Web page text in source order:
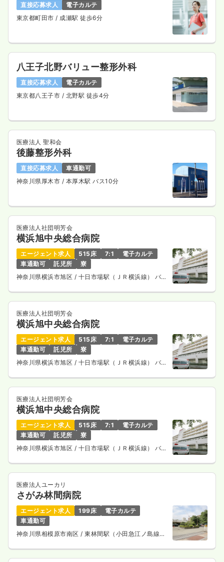
直接応募求人
電子カルテ
東京都町田市 / 成瀬駅 徒歩6分
八王子北野バリュー整形外科
直接応募求人
電子カルテ
東京都八王子市 / 北野駅 徒歩4分
医療法人 聖和会
後藤整形外科
直接応募求人
車通勤可
神奈川県厚木市 / 本厚木駅 バス10分
医療法人社団明芳会
横浜旭中央総合病院
エージェント求人 515床 7:1
電子カルテ
車通勤可
託児所
寮
神奈川県横浜市旭区 / 十日市場駅（ＪＲ横浜線） バス
医療法人社団明芳会
横浜旭中央総合病院
エージェント求人 515床 7:1
電子カルテ
車通勤可
託児所
寮
神奈川県横浜市旭区 / 十日市場駅（ＪＲ横浜線） バス
医療法人社団明芳会
横浜旭中央総合病院
エージェント求人 515床 7:1
電子カルテ
車通勤可
託児所
寮
神奈川県横浜市旭区 / 十日市場駅（ＪＲ横浜線） バス
医療法人ユーカリ
さがみ林間病院
エージェント求人 199床
電子カルテ
車通勤可
神奈川県相模原市南区/ 東林間駅（小田急江ノ島線）